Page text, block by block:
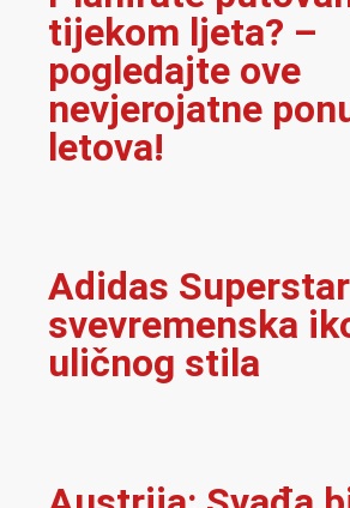
tijekom ljeta? –
pogledajte ove
nevjerojatne
letova!
Adidas
svevremenska
uličnog stila